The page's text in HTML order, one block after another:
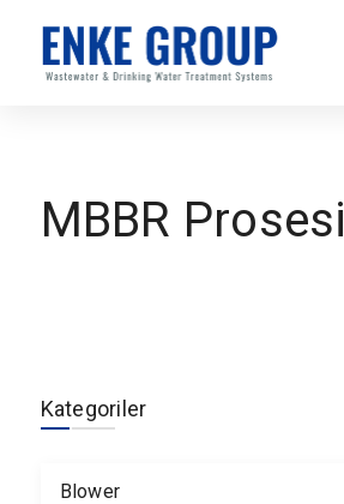
MBBR Prosesi
Kategoriler
Blower